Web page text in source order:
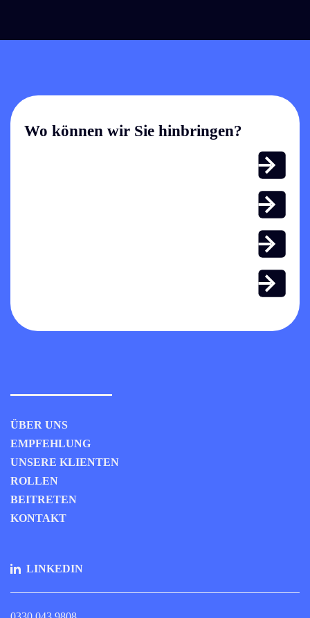
ÜBER UNS
EMPFEHLUNG
UNSERE KLIENTEN
ROLLEN
BEITRETEN
KONTAKT
LINKEDIN
Wo können wir Sie hinbringen?